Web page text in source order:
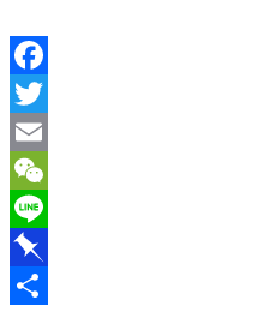
Facebook
Twitter
Email
WeChat
Line
Pinboard